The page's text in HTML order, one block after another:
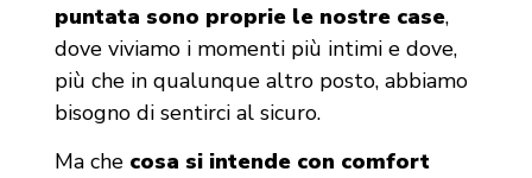
puntata sono proprie le nostre case,
dove viviamo i momenti più intimi e dove,
più che in qualunque altro posto, abbiamo
bisogno di sentirci al sicuro.
Ma che cosa si intende con comfort